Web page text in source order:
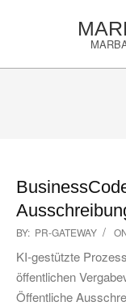
2026-
06-
03
BY: PR-GATEWAY
KI-gestützte
öffentlichen
Öffentliche